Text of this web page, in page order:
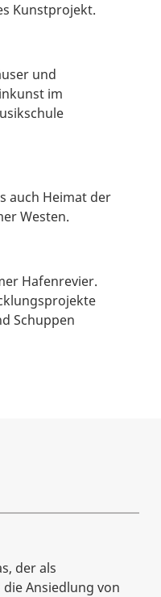
Kunstprojekt.
und
im
auch Heimat der
Westen.
Hafenrevier.
Schuppen
der als
Ansiedlung von